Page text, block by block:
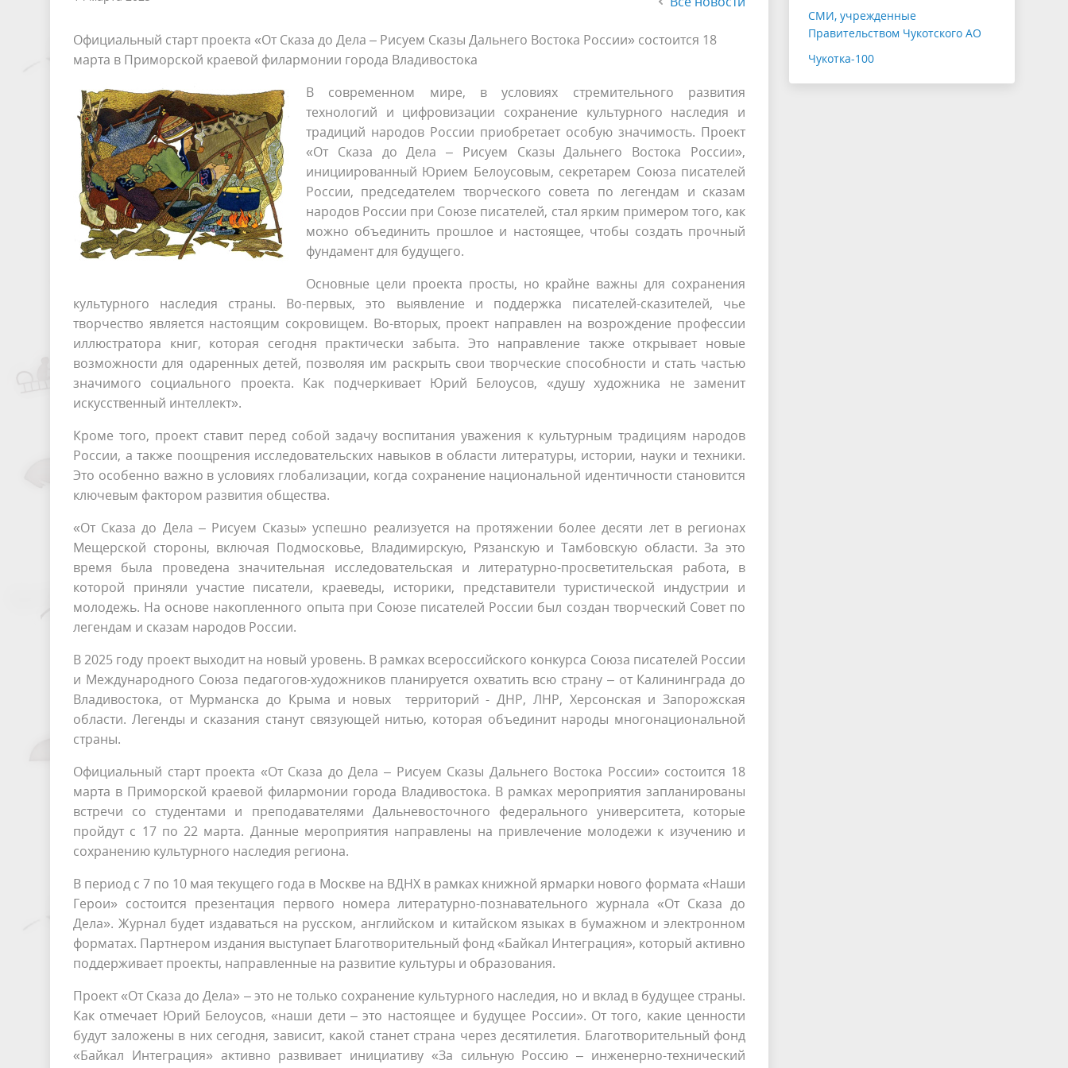
Официальный старт проекта «От Сказа до Дела – Рисуем Сказы Дальнего Востока России» состоится 18
марта в Приморской краевой филармонии города Владивостока
В современном мире, в условиях стремительного развития
технологий и цифровизации сохранение культурного наследия и
традиций народов России приобретает особую значимость. Проект
«От Сказа до Дела – Рисуем Сказы Дальнего Востока России»,
инициированный Юрием Белоусовым, секретарем Союза писателей
России, председателем творческого совета по легендам и сказам
народов России при Союзе писателей, стал ярким примером того, как
можно объединить прошлое и настоящее, чтобы создать прочный
фундамент для будущего.
Основные цели проекта просты, но крайне важны для сохранения
культурного наследия страны. Во-первых, это выявление и поддержка писателей-сказителей, чье
творчество является настоящим сокровищем. Во-вторых, проект направлен на возрождение профессии
иллюстратора книг, которая сегодня практически забыта. Это направление также открывает новые
возможности для одаренных детей, позволяя им раскрыть свои творческие способности и стать частью
значимого социального проекта. Как подчеркивает Юрий Белоусов, «душу художника не заменит
искусственный интеллект».
Кроме того, проект ставит перед собой задачу воспитания уважения к культурным традициям народов
России, а также поощрения исследовательских навыков в области литературы, истории, науки и техники.
Это особенно важно в условиях глобализации, когда сохранение национальной идентичности становится
ключевым фактором развития общества.
«От Сказа до Дела – Рисуем Сказы» успешно реализуется на протяжении более десяти лет в регионах
Мещерской стороны, включая Подмосковье, Владимирскую, Рязанскую и Тамбовскую области. За это
время была проведена значительная исследовательская и литературно-просветительская работа, в
которой приняли участие писатели, краеведы, историки, представители туристической индустрии и
молодежь. На основе накопленного опыта при Союзе писателей России был создан творческий Совет по
легендам и сказам народов России.
В 2025 году проект выходит на новый уровень. В рамках всероссийского конкурса Союза писателей России
и Международного Союза педагогов-художников планируется охватить всю страну – от Калининграда до
Владивостока, от Мурманска до Крыма и новых территорий - ДНР, ЛНР, Херсонская и Запорожская
области. Легенды и сказания станут связующей нитью, которая объединит народы многонациональной
страны.
Официальный старт проекта «От Сказа до Дела – Рисуем Сказы Дальнего Востока России» состоится 18
марта в Приморской краевой филармонии города Владивостока. В рамках мероприятия запланированы
встречи со студентами и преподавателями Дальневосточного федерального университета, которые
пройдут с 17 по 22 марта. Данные мероприятия направлены на привлечение молодежи к изучению и
сохранению культурного наследия региона.
В период с 7 по 10 мая текущего года в Москве на ВДНХ в рамках книжной ярмарки нового формата «Наши
Герои» состоится презентация первого номера литературно-познавательного журнала «От Сказа до
Дела». Журнал будет издаваться на русском, английском и китайском языках в бумажном и электронном
форматах. Партнером издания выступает Благотворительный фонд «Байкал Интеграция», который активно
поддерживает проекты, направленные на развитие культуры и образования.
Проект «От Сказа до Дела» – это не только сохранение культурного наследия, но и вклад в будущее страны.
Как отмечает Юрий Белоусов, «наши дети – это настоящее и будущее России». От того, какие ценности
будут заложены в них сегодня, зависит, какой станет страна через десятилетия. Благотворительный фонд
«Байкал Интеграция» активно развивает инициативу «За сильную Россию – инженерно-технический
СМИ, учрежденные
Правительством Чукотского АО
Чукотка-100